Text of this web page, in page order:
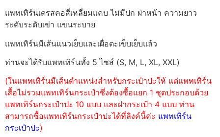
แพทเทิร์นเดรสคอสี่เหลี่ยมแคบ ไม่มีปก ผ่าหน้า ความยาว
ระดับระดับเข่า แขนระบาย
แพทเทิร์นมีเส้นแนวเย็บและเผื่อตะเข็บเย็บแล้ว
ท่านจะได้รับแพทเทิร์นทั้ง 5 ไซส์ (S, M, L, XL, XXL)
(ในแพทเทิร์นมีเส้นตำแหน่งสำหรับกระเป๋าปะให้ แต่แพทเทิร์น
เสื้อไม่รวมแพทเทิร์นกระเป๋าซึ่งต้องซื้อแยก 1 ชุดประกอบด้วย
แพทเทิร์นกระเป๋าปะ 10 แบบ และฝากระเป๋า 4 แบบ ท่าน
สามารถซื้อแพทเทิร์นกระเป๋าปะได้ที่ลิงค์นี้ค่ะ แพทเทิร์น
กระเป๋าปะ)